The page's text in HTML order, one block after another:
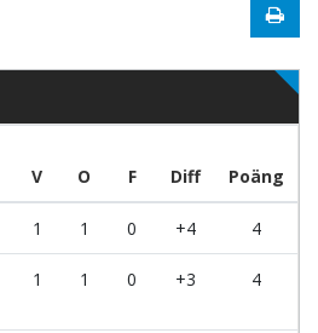
V O F Diff Poäng
1 1 0 +4 4
1 1 0 +3 4